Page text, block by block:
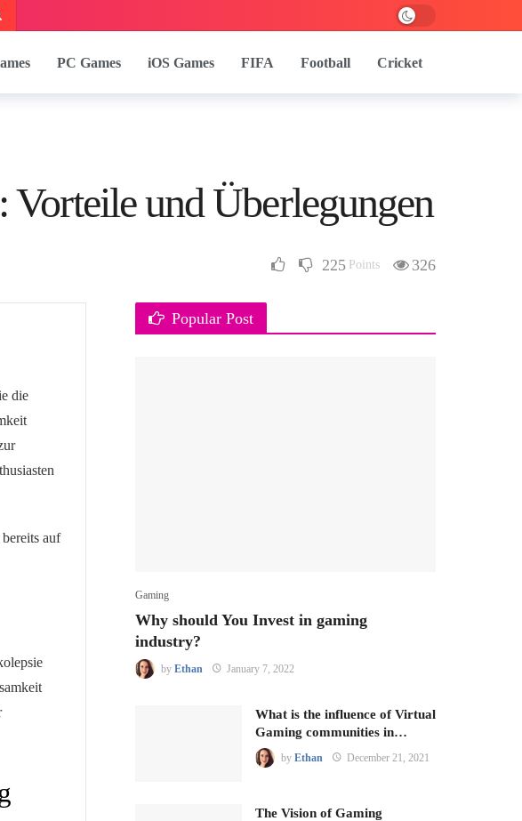
PC Games iOS Games FIFA Football Cricket
und Überlegungen
225 Points 326
die
auf
Popular Post
Gaming
Why should You Invest in gaming
industry?
by Ethan January 7, 2022
What is the influence of Virtual
Gaming communities in…
by Ethan December 21, 2021
The Vision of Gaming